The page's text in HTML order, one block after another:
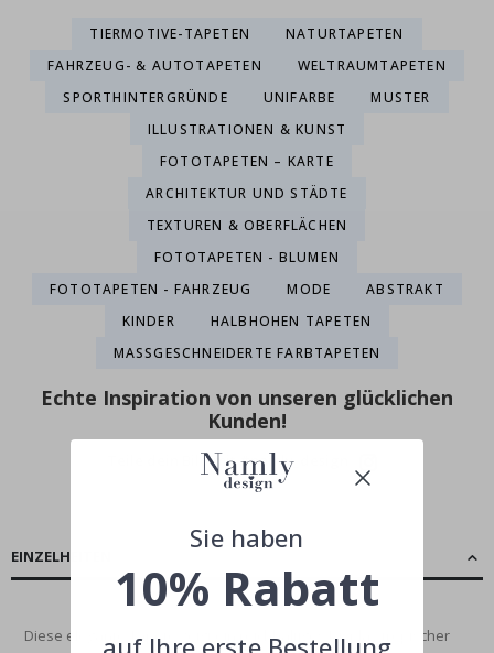
TIERMOTIVE-TAPETEN
NATURTAPETEN
FAHRZEUG- & AUTOTAPETEN
WELTRAUMTAPETEN
SPORTHINTERGRÜNDE
UNIFARBE
MUSTER
ILLUSTRATIONEN & KUNST
FOTOTAPETEN – KARTE
ARCHITEKTUR UND STÄDTE
TEXTUREN & OBERFLÄCHEN
FOTOTAPETEN - BLUMEN
FOTOTAPETEN - FAHRZEUG
MODE
ABSTRAKT
KINDER
HALBHOHEN TAPETEN
MASSGESCHNEIDERTE FARBTAPETEN
Echte Inspiration von unseren glücklichen
Kunden!
Teile dein Bild mit #namly_design
EINZELHEITEN
Diese elegante Tapete zeigt ein reichhaltiges Display tropischer
Sie haben
10% Rabatt